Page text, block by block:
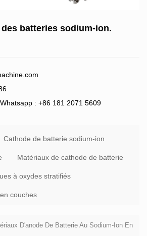
batteries sodium-ion.
: +86 181 2071 5609
Cathode de batterie sodium-ion
Matériaux de cathode de batterie
à oxydes stratifiés
couches
D'anode De Batterie Au Sodium-Ion En